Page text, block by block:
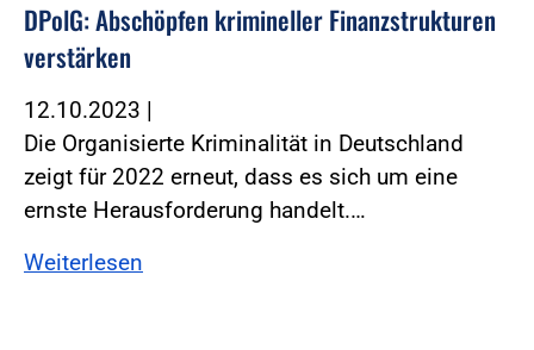
DPolG: Abschöpfen krimineller Finanzstrukturen
verstärken
12.10.2023 |
Die Organisierte Kriminalität in Deutschland
zeigt für 2022 erneut, dass es sich um eine
ernste Herausforderung handelt.…
Weiterlesen